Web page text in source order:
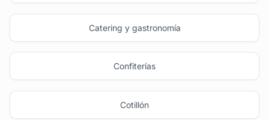
Catering y gastronomía
Confiterías
Cotillón